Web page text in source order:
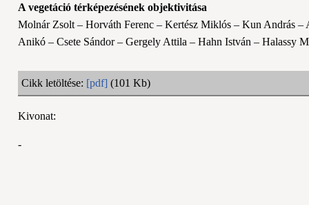
A vegetáció térképezésének objektivitása
Molnár Zsolt – Horváth Ferenc – Kertész Miklós – Kun András –
Anikó – Csete Sándor – Gergely Attila – Hahn István – Halassy
Cikk letöltése: [pdf] (101 Kb)
Kivonat:
-